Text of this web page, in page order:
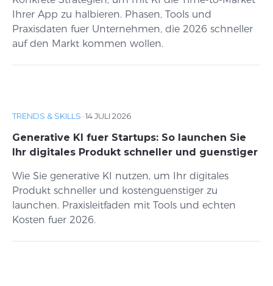
Ihrer App zu halbieren. Phasen, Tools und
Praxisdaten fuer Unternehmen, die 2026 schneller
auf den Markt kommen wollen.
TRENDS & SKILLS ·14 JULI 2026
Generative KI fuer Startups: So launchen Sie
Ihr digitales Produkt schneller und guenstiger
Wie Sie generative KI nutzen, um Ihr digitales
Produkt schneller und kostenguenstiger zu
launchen. Praxisleitfaden mit Tools und echten
Kosten fuer 2026.